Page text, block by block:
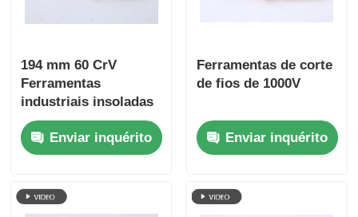
Máquinas e aparelhos de limpeza
Ferramentas isoladas
Pressão Ring Pliers
194 mm 60 CrV
Ferramentas
industriais insoladas
duráveis Telas de
corte lateral
Enviar inquérito
Ferramentas de corte
de fios de 1000V
Enviar inquérito